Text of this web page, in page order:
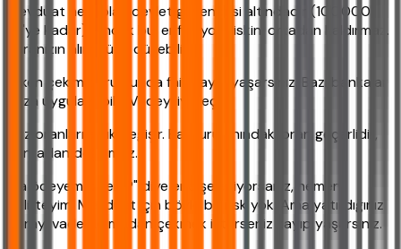
Mevduat hesapları devlet güvencesi altındadır (100.000
TL'ye kadar). Ancak bu, enflasyon riskini ortadan kaldırmaz.
Paranızın alım gücü düşebilir.
Erken çekim durumunda faiz kaybı yaşarsınız. Bazı bankalar
ceza uygulayabilir. Vadeyi iyi seçin.
Faiz oranları anlık değişir. Başvuru anındaki oran geçerlidir,
sonradan değişmez.
"Ya ödeyemezsem?" diye endişeleniyorsanız, hemen
belirteyim: Mevduat için böyle bir risk yok. Ama yatırdığınız
parayı vade dolmadan çekmek isterseniz kayıp yaşarsınız.